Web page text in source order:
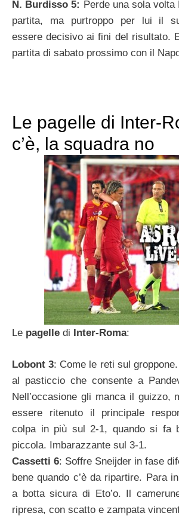
N. Burdisso 5: Perde una sola
partita, ma purtroppo per lui il
essere decisivo ai fini del risultato.
partita di sabato prossimo con il
Le pagelle di Inter-
c’è, la squadra no
Le pagelle di Inter-Roma:
Lobont 3: Come le reti sul
al pasticcio che consente a
Nell’occasione gli manca il guizzo,
essere ritenuto il principale
colpa in più sul 2-1, quando si fa
piccola. Imbarazzante sul 3-1.
Cassetti 6: Soffre Sneijder in fase
bene quando c’è da ripartire. Para
a botta sicura di Eto’o. Il
ripresa, con scatto e zampata